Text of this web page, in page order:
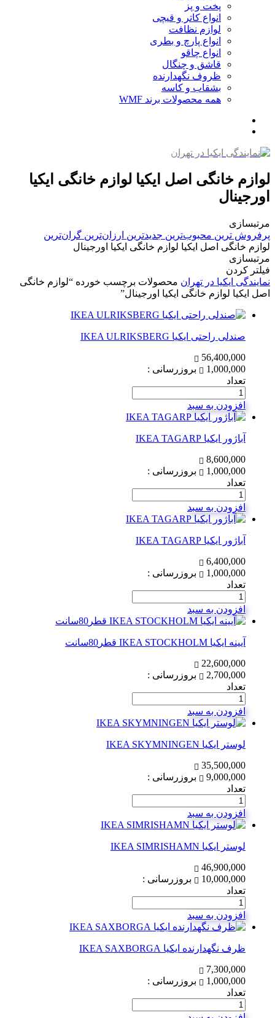
پخت و پز
انواع کاتر و قیچی
لوازم نظافت
انواع پارچ و بطری
انواع چاقو
قاشق و چنگال
ظروف نگهدارنده
بشقاب و کاسه
همه محصولات برند WMF
لوازم خانگی اصل ایکیا لوازم خانگی ایکیا
اورجینال
مرتبسازی
پرفروش ترین محبوب‌ترین جدیدترین ارزان‌ترین گران‌ترین
لوازم خانگی اصل ایکیا لوازم خانگی ایکیا اورجینال
مرتبسازی
فیلتر کردن
نمایندگی ایکیا در تهران محصولات برچسب خورده “لوازم خانگی
اصل ایکیا لوازم خانگی ایکیا اورجینال”
صندلی راحتی ایکیا IKEA ULRIKSBERG
56,400,000
1,000,000
بروزرسانی :
تعداد
افزودن به سبد
آباژور ایکیا IKEA TAGARP
8,600,000
1,000,000
بروزرسانی :
تعداد
افزودن به سبد
آباژور ایکیا IKEA TAGARP
6,400,000
1,000,000
بروزرسانی :
تعداد
افزودن به سبد
آیینه ایکیا IKEA STOCKHOLM قطر80سانت
22,600,000
2,700,000
بروزرسانی :
تعداد
افزودن به سبد
لوستر ایکیا IKEA SKYMNINGEN
35,500,000
9,000,000
بروزرسانی :
تعداد
افزودن به سبد
لوستر ایکیا IKEA SIMRISHAMN
46,900,000
10,000,000
بروزرسانی :
تعداد
افزودن به سبد
ظرف نگهدارنده ایکیا IKEA SAXBORGA
7,300,000
1,000,000
بروزرسانی :
تعداد